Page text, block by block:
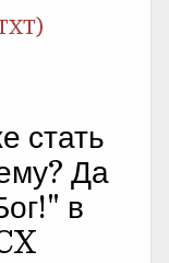
стать
Да
в